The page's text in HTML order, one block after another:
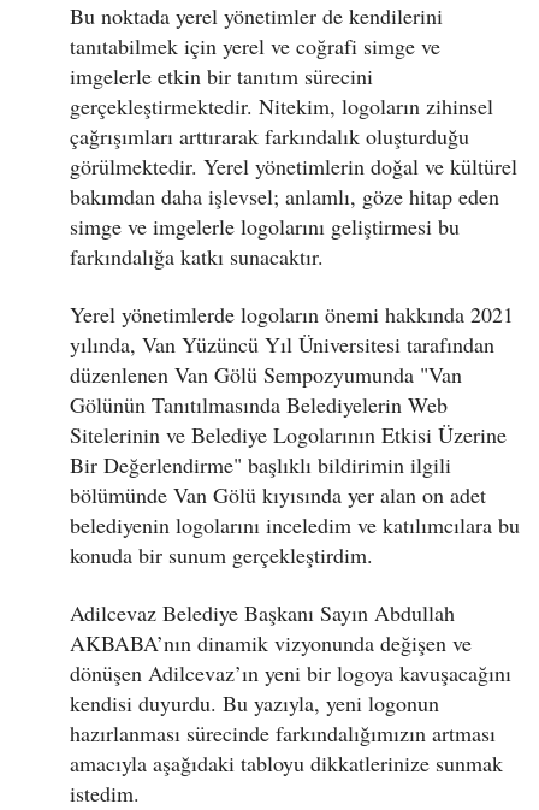
Bu noktada yerel yönetimler de kendilerini
tanıtabilmek için yerel ve coğrafi simge ve
imgelerle etkin bir tanıtım sürecini
gerçekleştirmektedir. Nitekim, logoların zihinsel
çağrışımları arttırarak farkındalık oluşturduğu
görülmektedir. Yerel yönetimlerin doğal ve kültürel
bakımdan daha işlevsel; anlamlı, göze hitap eden
simge ve imgelerle logolarını geliştirmesi bu
farkındalığa katkı sunacaktır.
Yerel yönetimlerde logoların önemi hakkında 2021
yılında, Van Yüzüncü Yıl Üniversitesi tarafından
düzenlenen Van Gölü Sempozyumunda "Van
Gölünün Tanıtılmasında Belediyelerin Web
Sitelerinin ve Belediye Logolarının Etkisi Üzerine
Bir Değerlendirme" başlıklı bildirimin ilgili
bölümünde Van Gölü kıyısında yer alan on adet
belediyenin logolarını inceledim ve katılımcılara bu
konuda bir sunum gerçekleştirdim.
Adilcevaz Belediye Başkanı Sayın Abdullah
AKBABA’nın dinamik vizyonunda değişen ve
dönüşen Adilcevaz’ın yeni bir logoya kavuşacağını
kendisi duyurdu. Bu yazıyla, yeni logonun
hazırlanması sürecinde farkındalığımızın artması
amacıyla aşağıdaki tabloyu dikkatlerinize sunmak
istedim.